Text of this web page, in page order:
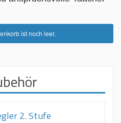
ist noch leer.